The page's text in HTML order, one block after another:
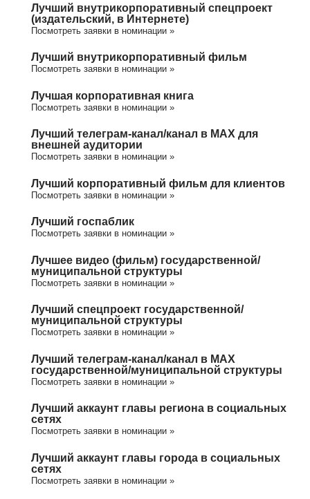
Лучший внутрикорпоративный спецпроект
(издательский, в Интернете)
Посмотреть заявки в номинации »
Лучший внутрикорпоративный фильм
Посмотреть заявки в номинации »
Лучшая корпоративная книга
Посмотреть заявки в номинации »
Лучший телеграм-канал/канал в МАХ для
внешней аудитории
Посмотреть заявки в номинации »
Лучший корпоративный фильм для клиентов
Посмотреть заявки в номинации »
Лучший госпаблик
Посмотреть заявки в номинации »
Лучшее видео (фильм) государственной/
муниципальной структуры
Посмотреть заявки в номинации »
Лучший спецпроект государственной/
муниципальной структуры
Посмотреть заявки в номинации »
Лучший телеграм-канал/канал в МАХ
государственной/муниципальной структуры
Посмотреть заявки в номинации »
Лучший аккаунт главы региона в социальных
сетях
Посмотреть заявки в номинации »
Лучший аккаунт главы города в социальных
сетях
Посмотреть заявки в номинации »